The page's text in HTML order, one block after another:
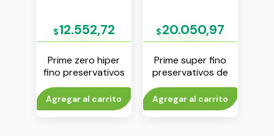
$12.552,72
Prime zero hiper
fino preservativos
lisos de latex x 6
unidades
Agregar al carrito
$20.050,97
Prime super fino
preservativos de
latex x 12 unidades
Agregar al carrito